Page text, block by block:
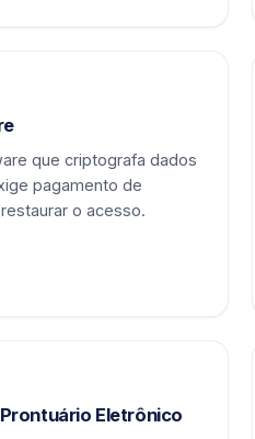
que criptografa dados
pagamento de
o acesso.
Eletrônico